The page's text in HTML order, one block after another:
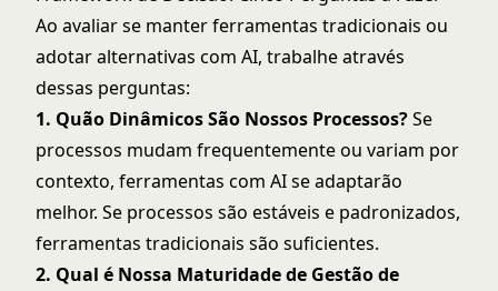
Ao avaliar se manter ferramentas tradicionais ou
adotar alternativas com AI, trabalhe através
dessas perguntas:
1. Quão Dinâmicos São Nossos Processos?Se
processos mudam frequentemente ou variam por
contexto, ferramentas com AI se adaptarão
melhor. Se processos são estáveis e padronizados,
ferramentas tradicionais são suficientes.
2. Qual é Nossa Maturidade de Gestão de